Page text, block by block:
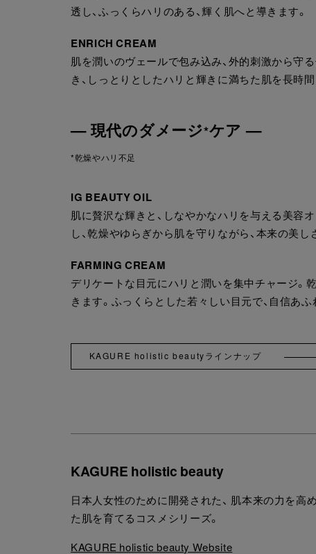
透し、ふっくらハリのある、輝く肌へと導きます。
ENRICH CREAM
肌を潤いのヴェールで包み込み、外的刺激から守
き、しっとりとしたハリと輝きに満ちた肌を長時間
— 現代のダメージ*ケア —
*乾燥やハリ不足
IG BEAUTY OIL
肌に贅沢な輝きと、しなやかなハリを与える美容
し、乾燥やゆらぎから肌を守りながら、本来の美し
FARMING CREAM
デリケートな目元にハリと潤いを集中チャージ。
きます。ふっくらとした若々しい目元で、自信あふ
KAGURE holistic beautyラインナップ
KAGURE holistic beauty
日本人女性のために開発された、 肌本来の力を高
た肌を育てるコスメシリーズ。
KAGURE holistic beauty Website